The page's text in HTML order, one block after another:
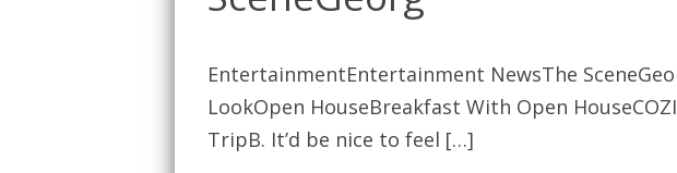
EntertainmentEntertainment NewsThe
LookOpen HouseBreakfast With Open
TripB. It’d be nice to feel […]